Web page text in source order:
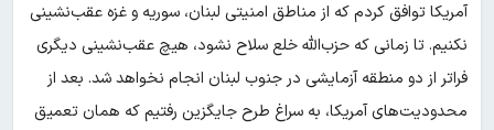
آمریکا توافق کردم که از مناطق امنیتی لبنان، سوریه و غزه عقب‌نشینی
نکنیم. تا زمانی که حزب‌الله خلع سلاح نشود، هیچ عقب‌نشینی دیگری
فراتر از دو منطقه آزمایشی در جنوب لبنان انجام نخواهد شد. بعد از
محدودیت‌های آمریکا، به سراغ طرح جایگزین رفتیم که همان تعمیق